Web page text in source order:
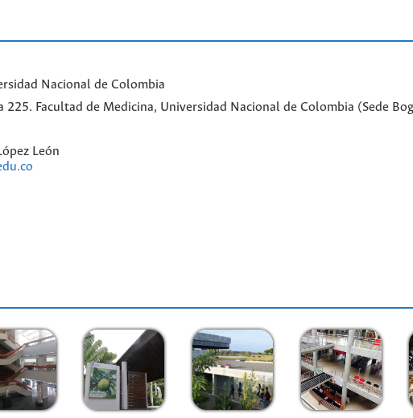
Nacional de Colombia
Facultad de Medicina, Universidad Nacional de Colombia (Sede
León